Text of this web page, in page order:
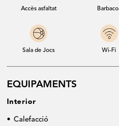
amb entrada un diumenge,
resta de l'import de la reserva,
el moment de l'arribada a
de reserva al peu de pàgina
Accès asfaltat
Sala de Jocs Wi-Fi
EQUIPAMENTS
Interior
Calefacció